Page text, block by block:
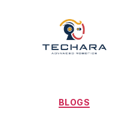
Categories
BLOGS